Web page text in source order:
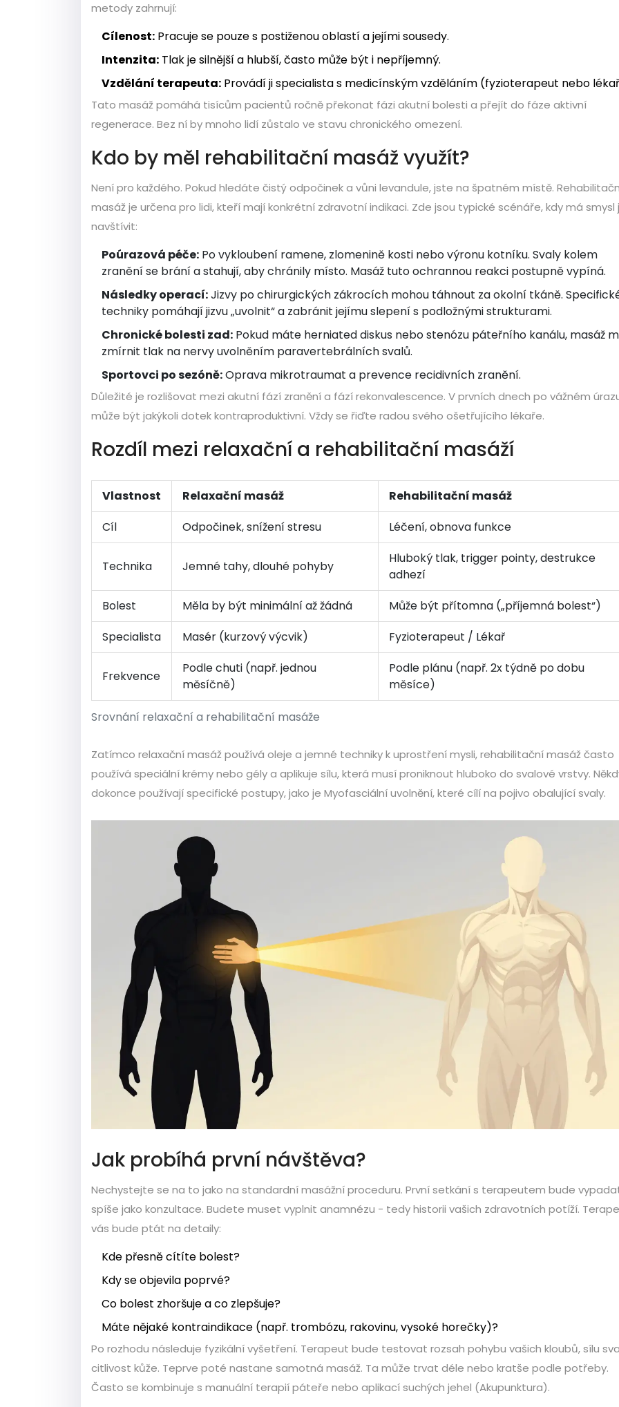
metody zahrnují:
Cílenost: Pracuje se pouze s postiženou oblastí a jejími sousedy.
Intenzita: Tlak je silnější a hlubší, často může být i nepříjemný.
Vzdělání terapeuta: Provádí ji specialista s medicínským vzděláním (fyzioterapeut nebo
Tato masážpomáhá tisícům pacientů ročněpřekonat fázi akutní bolesti a přejít do fáze aktivní
regenerace. Bez ní by mnoho lidí zůstalo ve stavu chronického omezení.
Kdo by měl rehabilitační masáž využít?
Není pro každého. Pokud hledáte čistý odpočinek a vůni levandule, jste na špatném místě.
masáž je určena pro lidi, kteří mají konkrétní zdravotní indikaci. Zde jsou typické scénáře, kdy má smysl
navštívit:
Poúrazová péče: Po vykloubení ramene, zlomenině kosti nebo výronu kotníku. Svaly kolem
zranění se brání a stahují, aby chránily místo. Masáž tuto ochrannou reakci postupně vypíná.
Následky operací:Jizvy po chirurgických zákrocích mohou táhnout za okolní tkáně.
techniky pomáhají jizvu „uvolnit“ a zabránit jejímu slepení s podložnými strukturami.
Chronické bolesti zad: Pokud máte herniated diskus nebo stenózu páteřního kanálu, masáž
zmírnit tlak na nervy uvolněním paravertebrálních svalů.
Sportovci po sezóně:Oprava mikrotraumat a prevence recidivních zranění.
Důležité je rozlišovat mezi akutní fází zranění a fází rekonvalescence. V prvních dnech po vážném
může být jakýkoli dotek kontraproduktivní. Vždy se řiďte radou svého ošetřujícího lékaře.
Rozdíl mezi relaxační a rehabilitační masáží
Srovnání relaxační a rehabilitační masáže
Vlastnost Relaxační masáž
Rehabilitační masáž
Cíl
Odpočinek, snížení stresu Léčení, obnova funkce
Technika Jemné tahy, dlouhé pohyby
Hluboký tlak, trigger pointy, destrukce
adhezí
Bolest
Měla by být minimální až žádná
Může být přítomna („příjemná bolest“)
Specialista
Masér (kurzový výcvik) Fyzioterapeut / Lékař
Frekvence
Podle chuti (např. jednou
měsíčně)
Podle plánu (např. 2x týdně po dobu
měsíce)
Zatímco relaxační masáž používá oleje a jemné techniky k uprostření mysli, rehabilitační masáž často
používá speciální krémy nebo gély a aplikuje sílu, která musí proniknout hluboko do svalové vrstvy.
dokonce používají specifické postupy, jako je Myofasciální uvolnění, které cílí na pojivo obalující svaly.
Jak probíhá první návštěva?
Nechystejte se na to jako na standardní masážní proceduru. První setkání s terapeutem bude
spíše jako konzultace. Budete muset vyplnit anamnézu - tedy historii vašich zdravotních potíží.
vás bude ptát na detaily:
Kde přesně cítíte bolest?
Kdy se objevila poprvé?
Co bolest zhoršuje a co zlepšuje?
Máte nějaké kontraindikace (např. trombózu, rakovinu, vysoké horečky)?
Po rozhodu následuje fyzikální vyšetření. Terapeut bude testovat rozsah pohybu vašich kloubů, sílu
citlivost kůže. Teprve poté nastane samotná masáž. Ta může trvat déle nebo kratše podle potřeby.
Často se kombinuje s manuální terapií páteře nebo aplikací suchých jehel (Akupunktura).